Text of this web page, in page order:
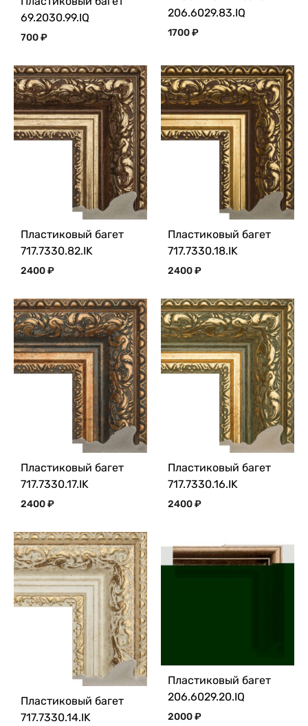
69.2030.99.IQ
700₽
206.6029.83.IQ
1700₽
Пластиковый багет
717.7330.82.IK
2400₽
Пластиковый багет
717.7330.18.IK
2400₽
Пластиковый багет
717.7330.17.IK
2400₽
Пластиковый багет
717.7330.16.IK
2400₽
Пластиковый багет
717.7330.14.IK
Пластиковый багет
206.6029.20.IQ
2000₽